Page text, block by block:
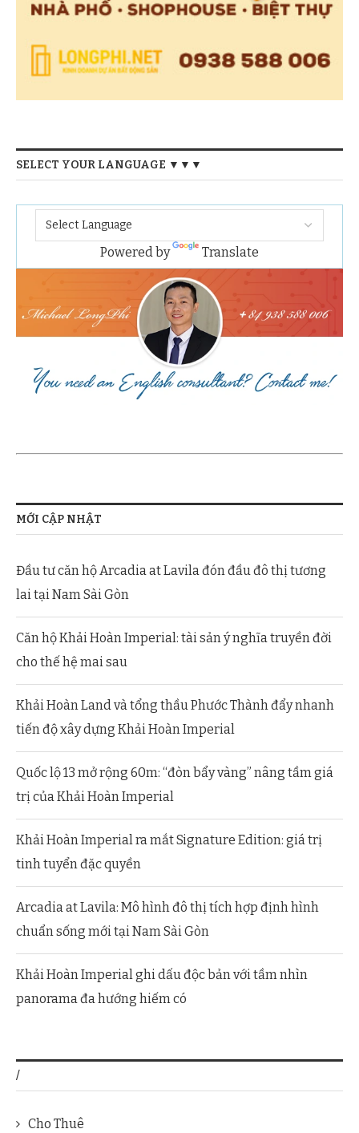
SELECT YOUR LANGUAGE ▼▼▼
Powered by Translate
MỚI CẬP NHẬT
Đầu tư căn hộ Arcadia at Lavila đón đầu đô thị tương
lai tại Nam Sài Gòn
Căn hộ Khải Hoàn Imperial: tài sản ý nghĩa truyền đời
cho thế hệ mai sau
Khải Hoàn Land và tổng thầu Phước Thành đẩy nhanh
tiến độ xây dựng Khải Hoàn Imperial
Quốc lộ 13 mở rộng 60m: “đòn bẩy vàng” nâng tầm giá
trị của Khải Hoàn Imperial
Khải Hoàn Imperial ra mắt Signature Edition: giá trị
tinh tuyển đặc quyền
Arcadia at Lavila: Mô hình đô thị tích hợp định hình
chuẩn sống mới tại Nam Sài Gòn
Khải Hoàn Imperial ghi dấu độc bản với tầm nhìn
panorama đa hướng hiếm có
/
Cho Thuê